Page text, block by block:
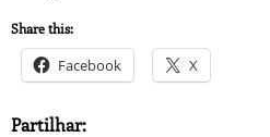
Share this:
Facebook X
Partilhar: